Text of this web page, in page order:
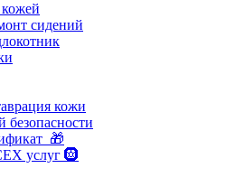
сидений
кожи
🎁
услуг 🛞